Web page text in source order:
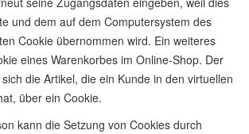
und dem auf dem Computersystem des
Cookie übernommen wird. Ein weiteres
eines Warenkorbes im Online-Shop. Der
die Artikel, die ein Kunde in den virtuellen
über ein Cookie.
kann die Setzung von Cookies durch